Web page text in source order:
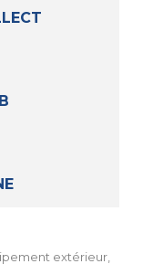
extérieur,